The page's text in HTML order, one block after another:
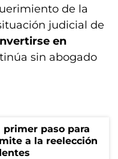
de la
judicial de
en
sin abogado
paso para
a la reelección